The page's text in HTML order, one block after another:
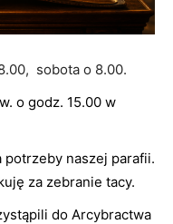
sobota o 8.00.
o godz. 15.00 w
potrzeby naszej parafii.
za zebranie tacy.
do Arcybractwa